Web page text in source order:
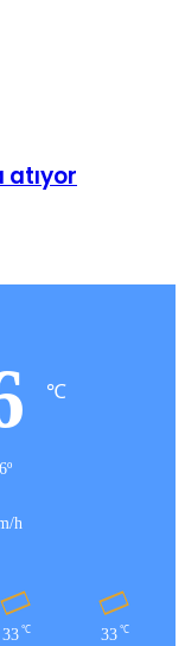
atıyor
℃
h
33 ℃ 33 ℃